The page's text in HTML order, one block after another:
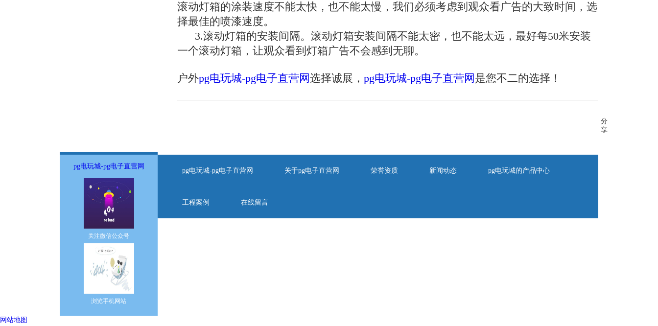
滚动灯箱的涂装速度不能太快，也不能太慢，我们必须考虑到观众看广告的大致时间，选
择最佳的喷漆速度。
3.滚动灯箱的安装间隔。滚动灯箱安装间隔不能太密，也不能太远，最好每50米安装
一个滚动灯箱，让观众看到灯箱广告不会感到无聊。
户外pg电玩城-pg电子直营网选择诚展， pg电玩城-pg电子直营网 是您不二的选择！
分
享
pg电玩城-pg电子直营网
关注微信公众号
浏览手机网站
pg电玩城-pg电子直营网 关于pg电子直营网 荣誉资质 新闻动态 pg电玩城的产品中心
工程案例 在线留言
网站地图